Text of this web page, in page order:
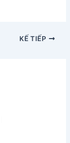
KẾ TIẾP